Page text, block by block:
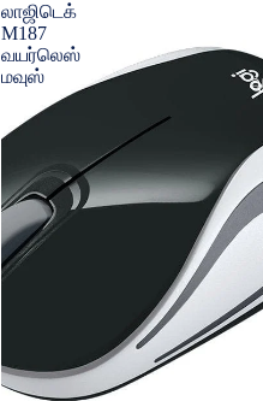
iQOO
கவர்கள்
திரை
கூகுள்
கேஸ்கள் &
கவர்கள் &
கணினி
கேபிள்கள்
ஹெட்
எல்லா
லாஜிடெக்
M187
வயர்லெஸ்
மவுஸ்